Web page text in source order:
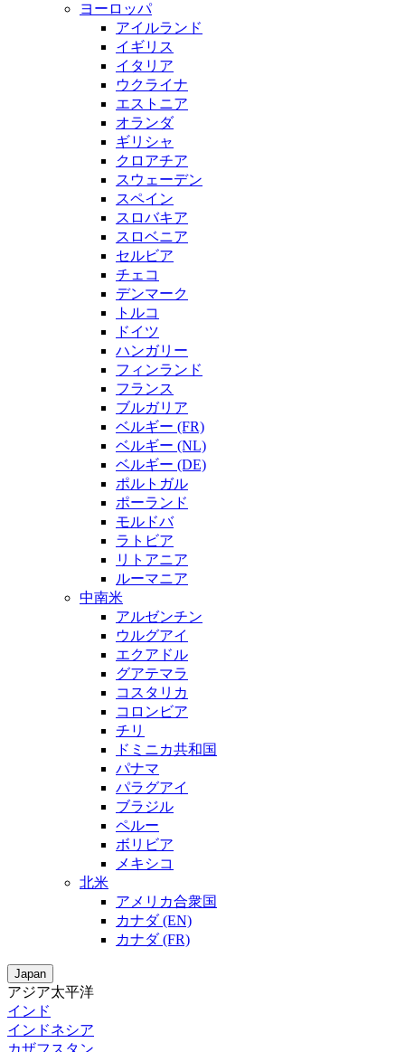
ヨーロッパ
アイルランド
イギリス
イタリア
ウクライナ
エストニア
オランダ
ギリシャ
クロアチア
スウェーデン
スペイン
スロバキア
スロベニア
セルビア
チェコ
デンマーク
トルコ
ドイツ
ハンガリー
フィンランド
フランス
ブルガリア
ベルギー (FR)
ベルギー (NL)
ベルギー (DE)
ポルトガル
ポーランド
モルドバ
ラトビア
リトアニア
ルーマニア
中南米
アルゼンチン
ウルグアイ
エクアドル
グアテマラ
コスタリカ
コロンビア
チリ
ドミニカ共和国
パナマ
パラグアイ
ブラジル
ペルー
ボリビア
メキシコ
北米
アメリカ合衆国
カナダ (EN)
カナダ (FR)
Japan
アジア太平洋
インド
インドネシア
カザフスタン